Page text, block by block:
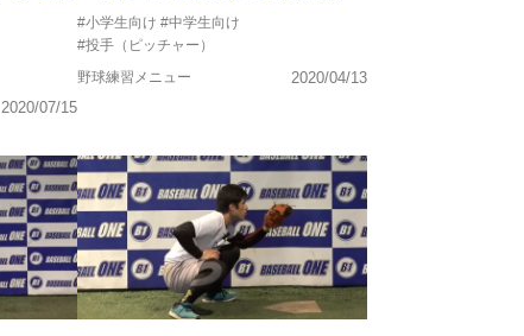
2020/07/15
#小学生向け #中学生向け
#投手（ピッチャー）
野球練習メニュー
2020/04/13